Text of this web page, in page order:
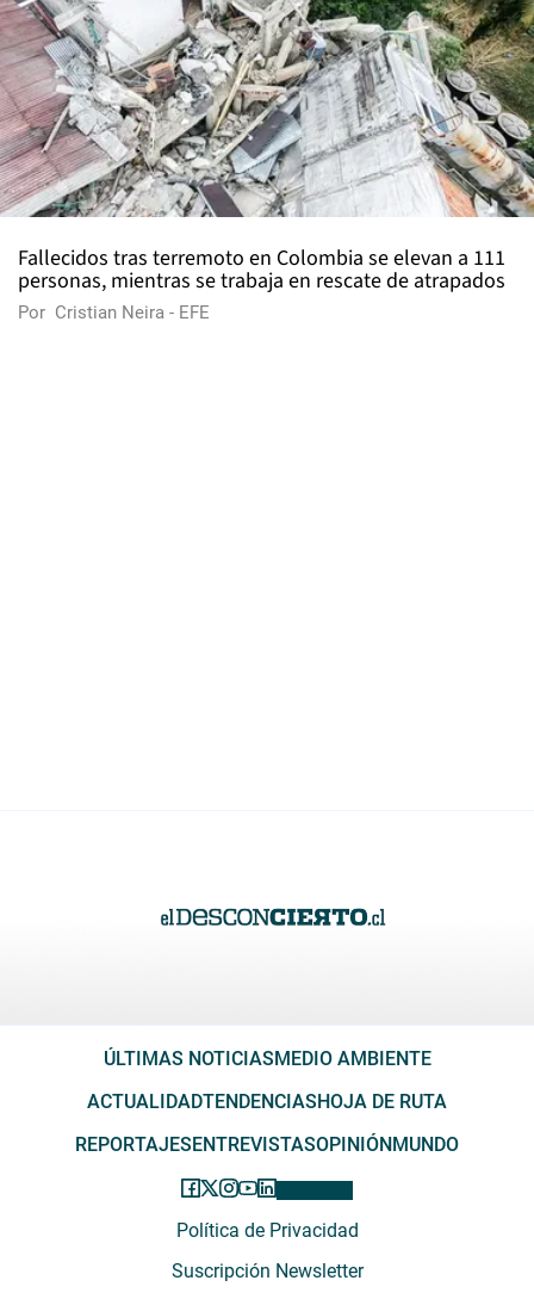
Fallecidos tras terremoto en Colombia se elevan a 111
personas, mientras se trabaja en rescate de atrapados
Por Cristian Neira - EFE
ÚLTIMAS NOTICIASMEDIO AMBIENTE
ACTUALIDADTENDENCIASHOJA DE RUTA
REPORTAJESENTREVISTASOPINIÓNMUNDO
Política de Privacidad
Suscripción Newsletter